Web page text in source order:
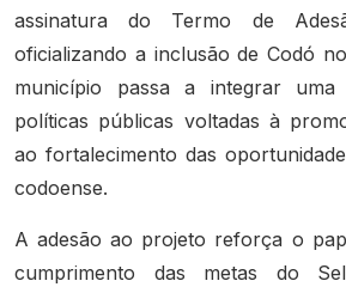
assinatura do Termo de
oficializando a inclusão de Codó
município passa a integrar
políticas públicas voltadas à
ao fortalecimento das
codoense.
A adesão ao projeto reforça o
cumprimento das metas do